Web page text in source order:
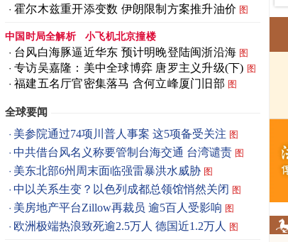
霍尔木兹重开添变数 伊朗限制方案推升油价 图
中国时局全解析 小飞机北京撞楼
台风白海豚逼近华东 预计明晚登陆闽浙沿海 图
专访吴嘉隆：美中全球博弈 唐罗主义升级(下) 图
福建五名厅官密集落马 含何立峰厦门旧部 图
全球要闻
美参院通过74项川普人事案 这5项备受关注 图
中共借台风名义称要管制台海交通 台湾谴责 图
美东北部6州周末面临强雷暴洪水威胁 图
中以关系生变？以色列成都总领馆悄然关闭 图
美房地产平台Zillow再裁员 逾5百人受影响 图
欧洲极端热浪致死逾2.5万人 德国近1.2万人 图